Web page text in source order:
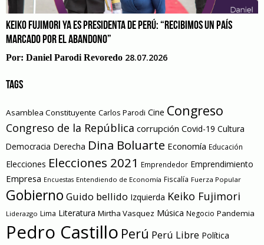
KEIKO FUJIMORI YA ES PRESIDENTA DE PERÚ: “RECIBIMOS UN PAÍS
MARCADO POR EL ABANDONO”
Por: Daniel Parodi Revoredo 28.07.2026
TAGS
Asamblea Constituyente Carlos Parodi Cine Congreso
Congreso de la República corrupción Covid-19 Cultura
Democracia Derecha Dina Boluarte Economía Educación
Elecciones Elecciones 2021 Emprendedor Emprendimiento
Empresa Encuestas Entendiendo de Economía Fiscalía Fuerza Popular
Gobierno Guido bellido Izquierda Keiko Fujimori
Liderazgo Lima Literatura Mirtha Vasquez Música Negocio Pandemia
Pedro Castillo Perú Perú Libre Política